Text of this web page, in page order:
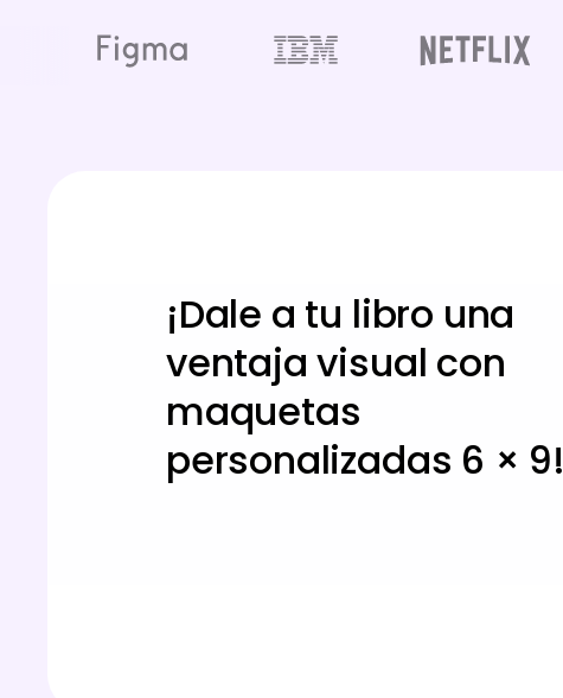
¡Dale a tu libro una
ventaja visual con
maquetas
personalizadas 6 × 9!